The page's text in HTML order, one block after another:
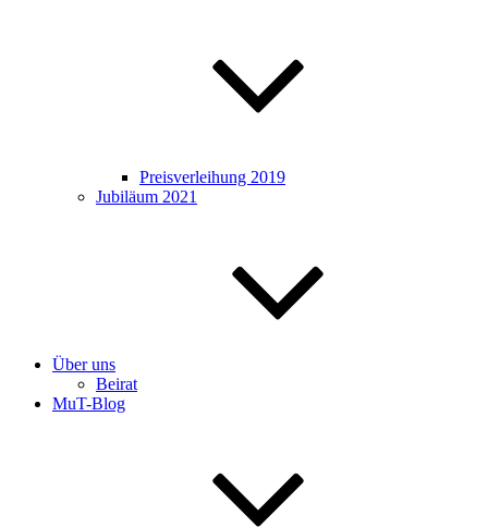
Preisverleihung 2019
Jubiläum 2021
Über uns
Beirat
MuT-Blog